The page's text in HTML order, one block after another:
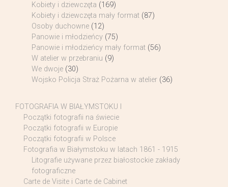
Kobiety i dziewczęta (169)
Kobiety i dziewczęta mały format (87)
Osoby duchowne (12)
Panowie i młodzieńcy (75)
Panowie i młodzieńcy mały format (56)
W atelier w przebraniu (9)
We dwoje (30)
Wojsko Policja Straż Pożarna w atelier (36)
FOTOGRAFIA W BIAŁYMSTOKU I
Początki fotografii na świecie
Początki fotografii w Europie
Początki fotografii w Polsce
Fotografia w Białymstoku w latach 1861 - 1915
Litografie używane przez białostockie zakłady
fotograficzne
Carte de Visite i Carte de Cabinet